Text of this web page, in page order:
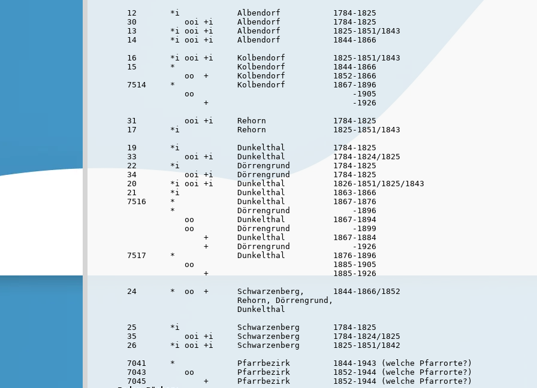
  12       *i            Albendorf           1784-1825
  30          ooi +i     Albendorf           1784-1825
  13       *i ooi +i     Albendorf           1825-1851/1843
  14       *i ooi +i     Albendorf           1844-1866
  16       *i ooi +i     Kolbendorf          1825-1851/1843
  15       *             Kolbendorf          1844-1866
              oo  +      Kolbendorf          1852-1866
  7514     *             Kolbendorf          1867-1896
              oo                                 -1905
                  +                              -1926
  31          ooi +i     Rehorn              1784-1825
  17       *i            Rehorn              1825-1851/1843
  19       *i            Dunkelthal          1784-1825
  33          ooi +i     Dunkelthal          1784-1824/1825
  22       *i            Dörrengrund         1784-1825
  34          ooi +i     Dörrengrund         1784-1825
  20       *i ooi +i     Dunkelthal          1826-1851/1825/1843
  21       *i            Dunkelthal          1863-1866
  7516     *             Dunkelthal          1867-1876
           *             Dörrengrund             -1896
              oo         Dunkelthal          1867-1894
              oo         Dörrengrund             -1899
                  +      Dunkelthal          1867-1884
                  +      Dörrengrund             -1926
  7517     *             Dunkelthal          1876-1896
              oo                             1885-1905
                  +                          1885-1926
  24       *  oo  +      Schwarzenberg,      1844-1866/1852
                         Rehorn, Dörrengrund,
                         Dunkelthal
  25       *i            Schwarzenberg       1784-1825
  35          ooi +i     Schwarzenberg       1784-1824/1825
  26       *i ooi +i     Schwarzenberg       1825-1851/1842
  7041     *             Pfarrbezirk         1844-1943 (welche Pfarrorte?)
  7043        oo         Pfarrbezirk         1852-1944 (welche Pfarrorte?)